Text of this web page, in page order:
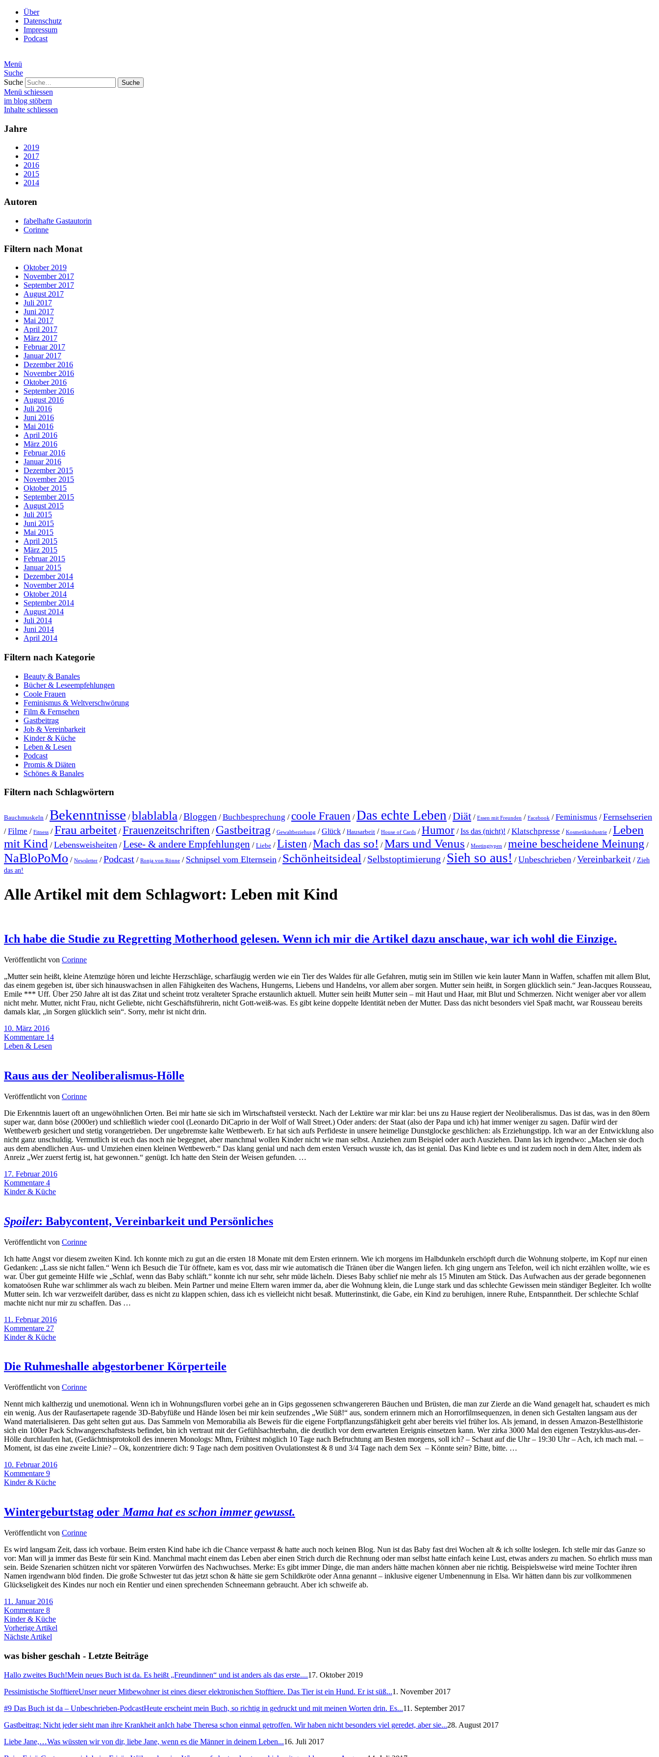
Über
Datenschutz
Impressum
Podcast
Menü
Suche
Suche
Menü schiessen
im blog stöbern
Inhalte schliessen
Jahre
2019
2017
2016
2015
2014
Autoren
fabelhafte Gastautorin
Corinne
Filtern nach Monat
Oktober 2019
November 2017
September 2017
August 2017
Juli 2017
Juni 2017
Mai 2017
April 2017
März 2017
Februar 2017
Januar 2017
Dezember 2016
November 2016
Oktober 2016
September 2016
August 2016
Juli 2016
Juni 2016
Mai 2016
April 2016
März 2016
Februar 2016
Januar 2016
Dezember 2015
November 2015
Oktober 2015
September 2015
August 2015
Juli 2015
Juni 2015
Mai 2015
April 2015
März 2015
Februar 2015
Januar 2015
Dezember 2014
November 2014
Oktober 2014
September 2014
August 2014
Juli 2014
Juni 2014
April 2014
Filtern nach Kategorie
Beauty & Banales
Bücher & Leseempfehlungen
Coole Frauen
Feminismus & Weltverschwörung
Film & Fernsehen
Gastbeitrag
Job & Vereinbarkeit
Kinder & Küche
Leben & Lesen
Podcast
Promis & Diäten
Schönes & Banales
Filtern nach Schlagwörtern
Bauchmuskeln /Bekenntnisse /blablabla /Bloggen /Buchbesprechung /coole Frauen /Das echte Leben /Diät / Essen mit Freunden / Facebook /Feminismus /Fernsehserien
/Filme / Fitness /Frau arbeitet /Frauenzeitschriften / Gastbeitrag / Gewaltbeziehung /Glück / Hausarbeit / House of Cards /Humor /Iss das (nicht)! /Klatschpresse / Kosmetikindustrie /Leben
mit Kind /Lebensweisheiten /Lese- & andere Empfehlungen / Liebe /Listen /Mach das so! /Mars und Venus / Meetingtypen /meine bescheidene Meinung /
NaBloPoMo / Newsletter /Podcast / Ronja von Rönne / Schnipsel vom Elternsein / Schönheitsideal / Selbstoptimierung / Sieh so aus! /Unbeschrieben /Vereinbarkeit / Zieh
das an!
Alle Artikel mit dem Schlagwort: Leben mit Kind
Ich habe die Studie zu Regretting Motherhood gelesen. Wenn ich mir die Artikel dazu anschaue, war ich wohl die Einzige.
Veröffentlicht von Corinne
„Mutter sein heißt, kleine Atemzüge hören und leichte Herzschläge, scharfäugig werden wie ein Tier des Waldes für alle Gefahren, mutig sein im Stillen wie kein lauter Mann in Waffen, schaffen mit allem Blut,
das einem gegeben ist, über sich hinauswachsen in allen Fähigkeiten des Wachens, Hungerns, Liebens und Handelns, vor allem aber sorgen. Mutter sein heißt, in Sorgen glücklich sein.“ Jean-Jacques Rousseau,
Emile *** Uff. Über 250 Jahre alt ist das Zitat und scheint trotz veralteter Sprache erstaunlich aktuell. Mutter sein heißt Mutter sein – mit Haut und Haar, mit Blut und Schmerzen. Nicht weniger aber vor allem
nicht mehr. Mutter, nicht Frau, nicht Geliebte, nicht Geschäftsführerin, nicht Gott-weiß-was. Es gibt keine doppelte Identität neben der Mutter. Dass das nicht besonders viel Spaß macht, war Rousseau bereits
damals klar, „in Sorgen glücklich sein“. Sorry, mehr ist nicht drin.
10. März 2016
Kommentare 14
Leben & Lesen
Raus aus der Neoliberalismus-Hölle
Veröffentlicht von Corinne
Die Erkenntnis lauert oft an ungewöhnlichen Orten. Bei mir hatte sie sich im Wirtschaftsteil versteckt. Nach der Lektüre war mir klar: bei uns zu Hause regiert der Neoliberalismus. Das ist das, was in den 80ern
super war, dann böse (2000er) und schließlich wieder cool (Leonardo DiCaprio in der Wolf of Wall Street.) Oder anders: der Staat (also der Papa und ich) hat immer weniger zu sagen. Dafür wird der
Wettbewerb gesichert und stetig vorangetrieben. Der ungebremste kalte Wettbewerb. Er hat sich aufs Perfideste in unsere heimelige Dunstglocke geschlichen: als Erziehungstipp. Ich war an der Entwicklung also
nicht ganz unschuldig. Vermutlich ist euch das noch nie begegnet, aber manchmal wollen Kinder nicht wie man selbst. Anziehen zum Beispiel oder auch Ausziehen. Dann las ich irgendwo: „Machen sie doch
aus dem abendlichen Aus- und Umziehen einen kleinen Wettbewerb.“ Das klang genial und nach dem ersten Versuch wusste ich, das ist genial. Das Kind liebte es und ist zudem noch in dem Alter, indem als
Anreiz „Wer zuerst fertig ist, hat gewonnen.“ genügt. Ich hatte den Stein der Weisen gefunden. …
17. Februar 2016
Kommentare 4
Kinder & Küche
Spoiler: Babycontent, Vereinbarkeit und Persönliches
Veröffentlicht von Corinne
Ich hatte Angst vor diesem zweiten Kind. Ich konnte mich zu gut an die ersten 18 Monate mit dem Ersten erinnern. Wie ich morgens im Halbdunkeln erschöpft durch die Wohnung stolperte, im Kopf nur einen
Gedanken: „Lass sie nicht fallen.“ Wenn ich Besuch die Tür öffnete, kam es vor, dass mir wie automatisch die Tränen über die Wangen liefen. Ich ging ungern ans Telefon, weil ich nicht erzählen wollte, wie es
war. Über gut gemeinte Hilfe wie „Schlaf, wenn das Baby schläft.“ konnte ich nur sehr, sehr müde lächeln. Dieses Baby schlief nie mehr als 15 Minuten am Stück. Das Aufwachen aus der gerade begonnenen
komatoösen Ruhe war schlimmer als wach zu bleiben. Mein Partner und meine Eltern waren immer da, aber die Wohnung klein, die Lunge stark und das schlechte Gewissen mein ständiger Begleiter. Ich wollte
Mutter sein. Ich war verzweifelt darüber, dass es nicht zu klappen schien, dass ich es vielleicht nicht besaß. Mutterinstinkt, die Gabe, ein Kind zu beruhigen, innere Ruhe, Entspanntheit. Der schlechte Schlaf
machte nicht nur mir zu schaffen. Das …
11. Februar 2016
Kommentare 27
Kinder & Küche
Die Ruhmeshalle abgestorbener Körperteile
Veröffentlicht von Corinne
Nennt mich kaltherzig und unemotional. Wenn ich in Wohnungsfluren vorbei gehe an in Gips gegossenen schwangereren Bäuchen und Brüsten, die man zur Zierde an die Wand genagelt hat, schaudert es mich
ein wenig. Aus der Raufasertapete ragende 3D-Babyfüße und Hände lösen bei mir kein seufzendes „Wie Süß!“ aus, sondern erinnern mich an Horrorfilmsequenzen, in denen sich Gestalten langsam aus der
Wand materialisieren. Das geht selten gut aus. Das Sammeln von Memorabilia als Beweis für die eigene Fortpflanzungsfähigkeit geht aber bereits viel früher los. Als jemand, in dessen Amazon-Bestellhistorie
sich ein 100er Pack Schwangerschaftstests befindet, bin ich vertraut mit der Gefühlsachterbahn, die deutlich vor dem erwarteten Ereignis einsetzen kann. Wer zirka 3000 Mal den eigenen Testzyklus-aus-der-
Hölle durchlaufen hat, (Gedächtnisprotokoll des inneren Monologs: Mhm, Frühtest möglich 10 Tage nach Befruchtung am Besten morgens, soll ich? – Schaut auf die Uhr – 19:30 Uhr – Ach, ich mach mal. –
Moment, ist das eine zweite Linie? – Ok, konzentriere dich: 9 Tage nach dem positiven Ovulationstest & 8 und 3/4 Tage nach dem Sex – Könnte sein? Bitte, bitte. …
10. Februar 2016
Kommentare 9
Kinder & Küche
Wintergeburtstag oderMama hat es schon immer gewusst.
Veröffentlicht von Corinne
Es wird langsam Zeit, dass ich vorbaue. Beim ersten Kind habe ich die Chance verpasst & hatte auch noch keinen Blog. Nun ist das Baby fast drei Wochen alt & ich sollte loslegen. Ich stelle mir das Ganze so
vor: Man will ja immer das Beste für sein Kind. Manchmal macht einem das Leben aber einen Strich durch die Rechnung oder man selbst hatte einfach keine Lust, etwas anders zu machen. So ehrlich muss man
sein. Beide Szenarien schützen nicht vor späteren Vorwürfen des Nachwuchses. Merke: Es gibt immer Dinge, die man anders hätte machen können aber nie richtig. Beispielsweise wird meine Tochter ihren
Namen irgendwann blöd finden. Die große Schwester tut das jetzt schon & hätte sie gern Schildkröte oder Anna genannt – inklusive eigener Umbenennung in Elsa. Wir hätten dann bis zur vollkommenen
Glückseligkeit des Kindes nur noch ein Rentier und einen sprechenden Schneemann gebraucht. Aber ich schweife ab.
11. Januar 2016
Kommentare 8
Kinder & Küche
Vorherige Artikel
Nächste Artikel
was bisher geschah - Letzte Beiträge
Hallo zweites Buch!Mein neues Buch ist da. Es heißt „Freundinnen“ und ist anders als das erste....17. Oktober 2019
Pessimistische StofftiereUnser neuer Mitbewohner ist eines dieser elektronischen Stofftiere. Das Tier ist ein Hund. Er ist süß...1. November 2017
#9 Das Buch ist da – Unbeschrieben-PodcastHeute erscheint mein Buch, so richtig in gedruckt und mit meinen Worten drin. Es...11. September 2017
Gastbeitrag: Nicht jeder sieht man ihre Krankheit anIch habe Theresa schon einmal getroffen. Wir haben nicht besonders viel geredet, aber sie...28. August 2017
Liebe Jane,…Was wüssten wir von dir, liebe Jane, wenn es die Männer in deinem Leben...16. Juli 2017